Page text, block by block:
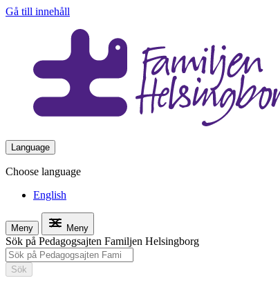
Gå till innehåll
Language
Choose language
English
Meny Meny
Sök på Pedagogsajten Familjen Helsingborg
Sök